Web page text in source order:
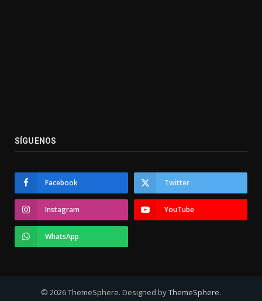
SÍGUENOS
Facebook Twitter
Instagram YouTube
WhatsApp
© 2026 ThemeSphere. Designed byThemeSphere.